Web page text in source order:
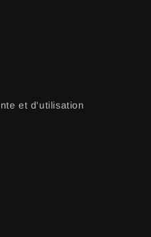
et d'utilisation